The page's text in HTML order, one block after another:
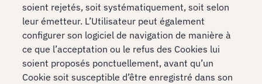
soient rejetés, soit systématiquement, soit selon
leur émetteur. L’Utilisateur peut également
configurer son logiciel de navigation de manière à
ce que l’acceptation ou le refus des Cookies lui
soient proposés ponctuellement, avant qu’un
Cookie soit susceptible d’être enregistré dans son